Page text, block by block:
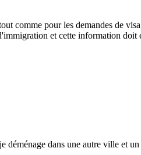
comme pour les demandes de
et cette information
dans une autre ville et